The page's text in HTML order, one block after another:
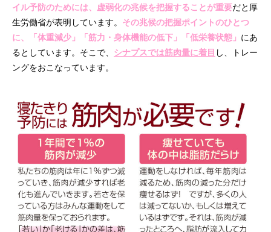
イル予防のためには、虚弱化の兆候を把握することが重要だと厚
生労働省が表明しています。 その兆候の把握ポイントのひとつ
に、「体重減少」「筋力・身体機能の低下」「低栄養状態」 にあ
るとしています。そこで、 シナプスでは筋肉量に着目 し、トレー
ングをおこなっています。